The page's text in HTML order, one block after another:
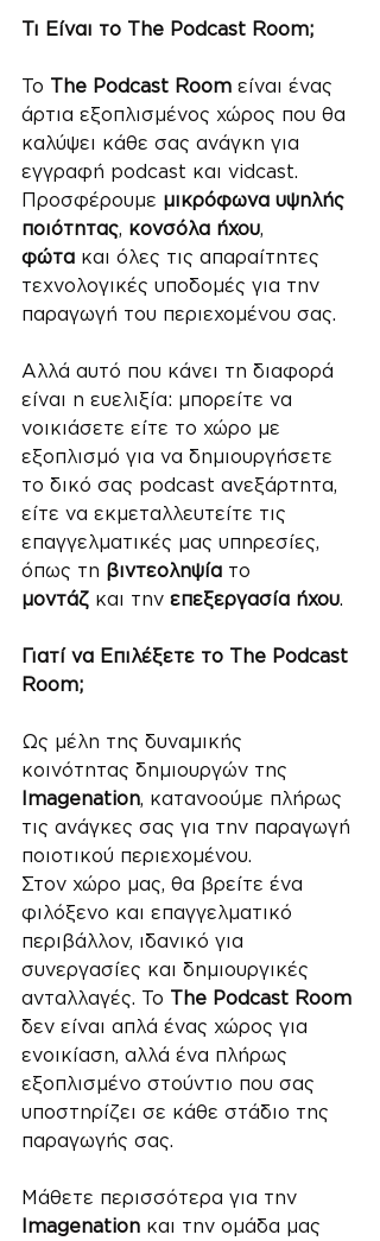
Τι Είναι το The Podcast Room;
Το The Podcast Room είναι ένας
άρτια εξοπλισμένος χώρος που θα
καλύψει κάθε σας ανάγκη για
εγγραφή podcast και vidcast.
Προσφέρουμε μικρόφωνα υψηλής
ποιότητας, κονσόλα ήχου,
φώτα και όλες τις απαραίτητες
τεχνολογικές υποδομές για την
παραγωγή του περιεχομένου σας.
Αλλά αυτό που κάνει τη διαφορά
είναι η ευελιξία: μπορείτε να
νοικιάσετε είτε το χώρο με
εξοπλισμό για να δημιουργήσετε
το δικό σας podcast ανεξάρτητα,
είτε να εκμεταλλευτείτε τις
επαγγελματικές μας υπηρεσίες,
όπως τη βιντεοληψία το
μοντάζ και την επεξεργασία ήχου.
Γιατί να Επιλέξετε το The Podcast
Room;
Ως μέλη της δυναμικής
κοινότητας δημιουργών της
Imagenation, κατανοούμε πλήρως
τις ανάγκες σας για την παραγωγή
ποιοτικού περιεχομένου.
Στον χώρο μας, θα βρείτε ένα
φιλόξενο και επαγγελματικό
περιβάλλον, ιδανικό για
συνεργασίες και δημιουργικές
ανταλλαγές. Το The Podcast Room
δεν είναι απλά ένας χώρος για
ενοικίαση, αλλά ένα πλήρως
εξοπλισμένο στούντιο που σας
υποστηρίζει σε κάθε στάδιο της
παραγωγής σας.
Μάθετε περισσότερα για την
Imagenation και την ομάδα μας